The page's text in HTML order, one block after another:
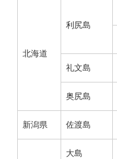
北海道
利尻島
礼文島
奥尻島
新潟県 佐渡島
大島